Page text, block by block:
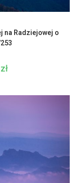
na Radziejowej o
złZakres
cen:
do